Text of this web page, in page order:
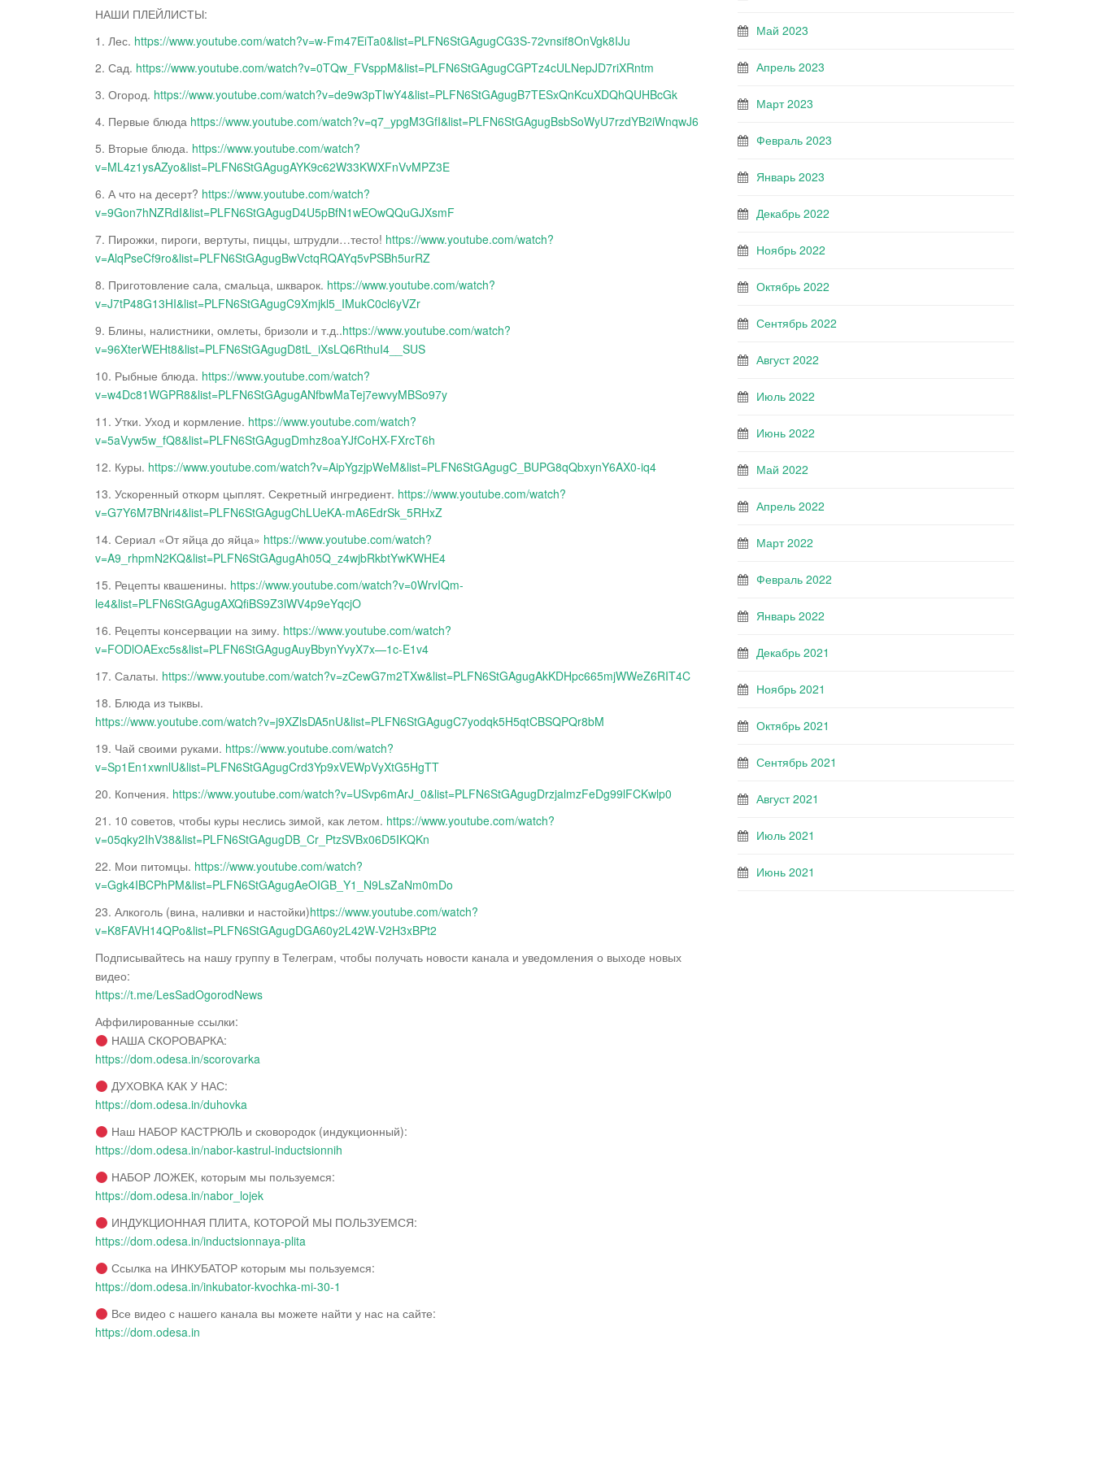
НАШИ ПЛЕЙЛИСТЫ:
1. Лес. https://www.youtube.com/watch?v=w-Fm47EiTa0&list=PLFN6StGAgugCG3S-72vnsif8OnVgk8IJu
2. Сад. https://www.youtube.com/watch?v=0TQw_FVsppM&list=PLFN6StGAgugCGPTz4cULNepJD7riXRntm
3. Огород. https://www.youtube.com/watch?v=de9w3pTIwY4&list=PLFN6StGAgugB7TESxQnKcuXDQhQUHBcGk
4. Первые блюда https://www.youtube.com/watch?v=q7_ypgM3GfI&list=PLFN6StGAgugBsbSoWyU7rzdYB2iWnqwJ6
5. Вторые блюда. https://www.youtube.com/watch?
v=ML4z1ysAZyo&list=PLFN6StGAgugAYK9c62W33KWXFnVvMPZ3E
6. А что на десерт? https://www.youtube.com/watch?
v=9Gon7hNZRdI&list=PLFN6StGAgugD4U5pBfN1wEOwQQuGJXsmF
7. Пирожки, пироги, вертуты, пиццы, штрудли…тесто! https://www.youtube.com/watch?
v=AlqPseCf9ro&list=PLFN6StGAgugBwVctqRQAYq5vPSBh5urRZ
8. Приготовление сала, смальца, шкварок. https://www.youtube.com/watch?
v=J7tP48G13HI&list=PLFN6StGAgugC9Xmjkl5_IMukC0cl6yVZr
9. Блины, налистники, омлеты, бризоли и т.д..https://www.youtube.com/watch?
v=96XterWEHt8&list=PLFN6StGAgugD8tL_iXsLQ6RthuI4__SUS
10. Рыбные блюда. https://www.youtube.com/watch?
v=w4Dc81WGPR8&list=PLFN6StGAgugANfbwMaTej7ewvyMBSo97y
11. Утки. Уход и кормление. https://www.youtube.com/watch?
v=5aVyw5w_fQ8&list=PLFN6StGAgugDmhz8oaYJfCoHX-FXrcT6h
12. Куры. https://www.youtube.com/watch?v=AipYgzjpWeM&list=PLFN6StGAgugC_BUPG8qQbxynY6AX0-iq4
13. Ускоренный откорм цыплят. Секретный ингредиент. https://www.youtube.com/watch?
v=G7Y6M7BNri4&list=PLFN6StGAgugChLUeKA-mA6EdrSk_5RHxZ
14. Сериал «От яйца до яйца» https://www.youtube.com/watch?
v=A9_rhpmN2KQ&list=PLFN6StGAgugAh05Q_z4wjbRkbtYwKWHE4
15. Рецепты квашенины. https://www.youtube.com/watch?v=0WrvIQm-
le4&list=PLFN6StGAgugAXQfiBS9Z3lWV4p9eYqcjO
16. Рецепты консервации на зиму. https://www.youtube.com/watch?
v=FODlOAExc5s&list=PLFN6StGAgugAuyBbynYvyX7x—1c-E1v4
17. Салаты. https://www.youtube.com/watch?v=zCewG7m2TXw&list=PLFN6StGAgugAkKDHpc665mjWWeZ6RIT4C
18. Блюда из тыквы.
https://www.youtube.com/watch?v=j9XZlsDA5nU&list=PLFN6StGAgugC7yodqk5H5qtCBSQPQr8bM
19. Чай своими руками. https://www.youtube.com/watch?
v=Sp1En1xwnlU&list=PLFN6StGAgugCrd3Yp9xVEWpVyXtG5HgTT
20. Копчения. https://www.youtube.com/watch?v=USvp6mArJ_0&list=PLFN6StGAgugDrzjalmzFeDg99lFCKwlp0
21. 10 советов, чтобы куры неслись зимой, как летом. https://www.youtube.com/watch?
v=05qky2IhV38&list=PLFN6StGAgugDB_Cr_PtzSVBx06D5IKQKn
22. Мои питомцы. https://www.youtube.com/watch?
v=Ggk4IBCPhPM&list=PLFN6StGAgugAeOIGB_Y1_N9LsZaNm0mDo
23. Алкоголь (вина, наливки и настойки)https://www.youtube.com/watch?
v=K8FAVH14QPo&list=PLFN6StGAgugDGA60y2L42W-V2H3xBPt2
Подписывайтесь на нашу группу в Телеграм, чтобы получать новости канала и уведомления о выходе новых
видео:
https://t.me/LesSadOgorodNews
Аффилированные ссылки:
НАША СКОРОВАРКА:
https://dom.odesa.in/scorovarka
ДУХОВКА КАК У НАС:
https://dom.odesa.in/duhovka
Наш НАБОР КАСТРЮЛЬ и сковородок (индукционный):
https://dom.odesa.in/nabor-kastrul-inductsionnih
НАБОР ЛОЖЕК, которым мы пользуемся:
https://dom.odesa.in/nabor_lojek
ИНДУКЦИОННАЯ ПЛИТА, КОТОРОЙ МЫ ПОЛЬЗУЕМСЯ:
https://dom.odesa.in/inductsionnaya-plita
Ссылка на ИНКУБАТОР которым мы пользуемся:
https://dom.odesa.in/inkubator-kvochka-mi-30-1
Все видео с нашего канала вы можете найти у нас на сайте:
https://dom.odesa.in
Май 2023
Апрель 2023
Март 2023
Февраль 2023
Январь 2023
Декабрь 2022
Ноябрь 2022
Октябрь 2022
Сентябрь 2022
Август 2022
Июль 2022
Июнь 2022
Май 2022
Апрель 2022
Март 2022
Февраль 2022
Январь 2022
Декабрь 2021
Ноябрь 2021
Октябрь 2021
Сентябрь 2021
Август 2021
Июль 2021
Июнь 2021